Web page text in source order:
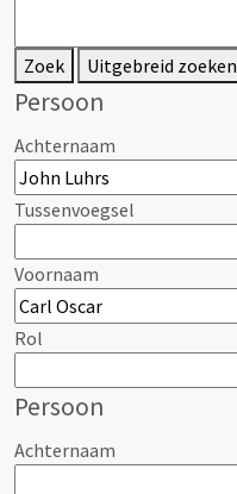
Zoek Uitgebreid zoeken
Persoon
Achternaam
Tussenvoegsel
Voornaam
Rol
Persoon
Achternaam